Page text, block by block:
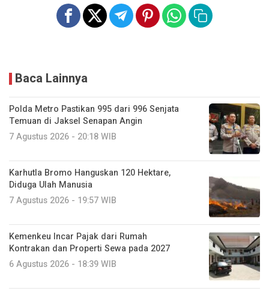
Baca Lainnya
Polda Metro Pastikan 995 dari 996 Senjata
Temuan di Jaksel Senapan Angin
7 Agustus 2026 - 20:18 WIB
Karhutla Bromo Hanguskan 120 Hektare,
Diduga Ulah Manusia
7 Agustus 2026 - 19:57 WIB
Kemenkeu Incar Pajak dari Rumah
Kontrakan dan Properti Sewa pada 2027
6 Agustus 2026 - 18:39 WIB